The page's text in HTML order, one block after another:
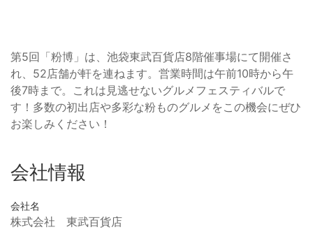
第5回「粉博」は、池袋東武百貨店8階催事場にて開催さ
れ、52店舗が軒を連ねます。営業時間は午前10時から午
後7時まで。これは見逃せないグルメフェスティバルで
す！多数の初出店や多彩な粉ものグルメをこの機会にぜひ
お楽しみください！
会社情報
会社名
株式会社 東武百貨店